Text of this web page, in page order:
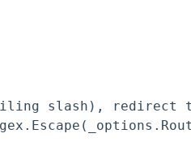
slash), redirect